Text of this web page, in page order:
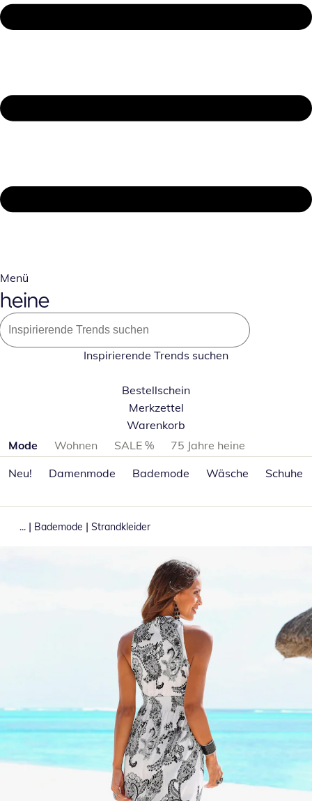
Menü
Inspirierende Trends suchen
Bestellschein
Merkzettel
Warenkorb
Produktkategorien überspringen
Mode Wohnen SALE %
75 Jahre heine
Neu!
Damenmode Bademode Wäsche Schuhe
... | Bademode | Strandkleider